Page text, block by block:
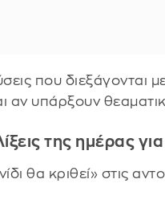
που διεξάγονται
αν υπάρξουν
της ημέρας
θα κριθεί» στις